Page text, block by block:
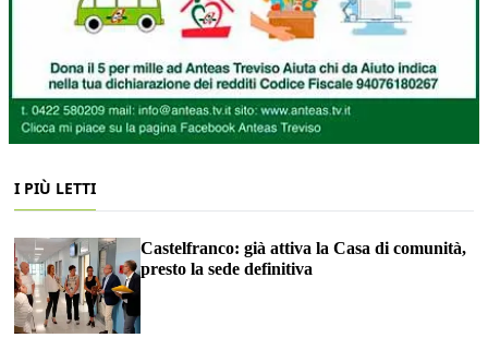
I PIÙ LETTI
Castelfranco: già attiva la Casa di comunità,
presto la sede definitiva